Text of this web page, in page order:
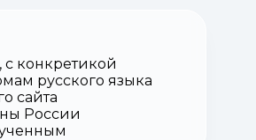
конкретикой
русского языка
сайта
России